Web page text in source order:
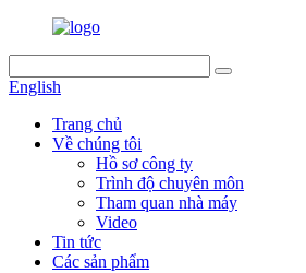
English
Trang chủ
Về chúng tôi
Hồ sơ công ty
Trình độ chuyên môn
Tham quan nhà máy
Video
Tin tức
Các sản phẩm